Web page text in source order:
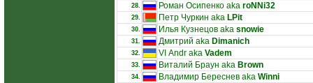
28. Роман Осипенко aka roNNi32
29. Петр Чуркин aka LPit
30. Илья Кузнецов aka snowie
31. Дмитрий aka Dimanich
32. VI Аndr aka Vadem
33. Виталий Браун aka Brown
34. Владимир Береснев aka Winni